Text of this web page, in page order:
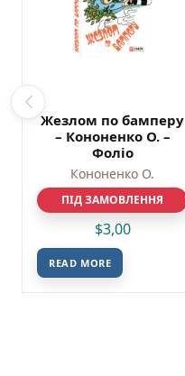
Жезлом по бамперу
– Кононенко О. –
Фоліо
Кононенко О.
ПІД ЗАМОВЛЕННЯ
$3,00
READ MORE